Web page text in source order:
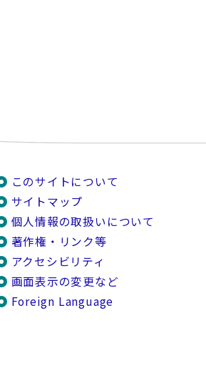
このサイトについて
サイトマップ
個人情報の取扱いについて
著作権・リンク等
アクセシビリティ
画面表示の変更など
Foreign Language